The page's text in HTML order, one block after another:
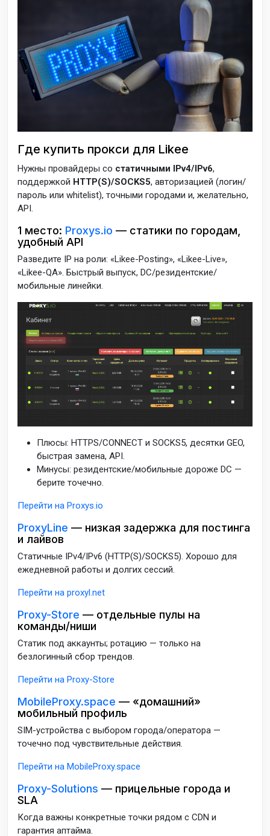
Где купить прокси для Likee
Нужны провайдеры со статичными IPv4/IPv6,
поддержкой HTTP(S)/SOCKS5, авторизацией (логин/
пароль или whitelist), точными городами и, желательно,
API.
1 место: Proxys.io — статики по городам,
удобный API
Разведите IP на роли: «Likee-Posting», «Likee-Live»,
«Likee-QA». Быстрый выпуск, DC/резидентские/
мобильные линейки.
Плюсы: HTTPS/CONNECT и SOCKS5, десятки GEO,
быстрая замена, API.
Минусы: резидентские/мобильные дороже DC —
берите точечно.
Перейти на Proxys.io
ProxyLine — низкая задержка для постинга
и лайвов
Статичные IPv4/IPv6 (HTTP(S)/SOCKS5). Хорошо для
ежедневной работы и долгих сессий.
Перейти на proxyl.net
Proxy-Store — отдельные пулы на
команды/ниши
Статик под аккаунты; ротацию — только на
безлогинный сбор трендов.
Перейти на Proxy-Store
MobileProxy.space — «домашний»
мобильный профиль
SIM-устройства с выбором города/оператора —
точечно под чувствительные действия.
Перейти на MobileProxy.space
Proxy-Solutions — прицельные города и
SLA
Когда важны конкретные точки рядом с CDN и
гарантия аптайма.